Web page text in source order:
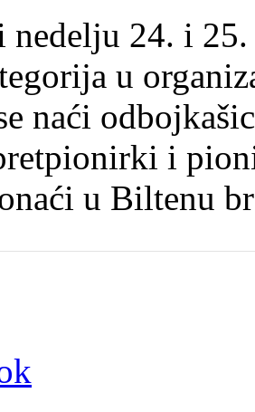
nedelju 24. i
u
naći
i
u Biltenu